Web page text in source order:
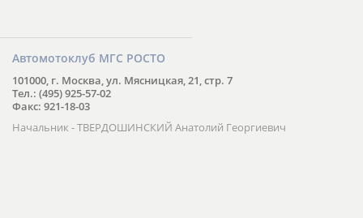
Автомотоклуб МГС РОСТО
101000, г. Москва, ул. Мясницкая, 21, стр. 7
Тел.: (495) 925-57-02
Факс: 921-18-03
Начальник - ТВЕРДОШИНСКИЙ Анатолий Георгиевич